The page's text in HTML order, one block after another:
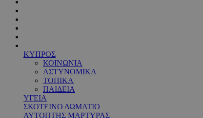
ΚΥΠΡΟΣ
ΚΟΙΝΩΝΙΑ
ΑΣΤΥΝΟΜΙΚΑ
ΤΟΠΙΚΑ
ΠΑΙΔΕΙΑ
ΥΓΕΙΑ
ΣΚΟΤΕΙΝΟ ΔΩΜΑΤΙΟ
ΑΥΤΟΠΤΗΣ ΜΑΡΤΥΡΑΣ